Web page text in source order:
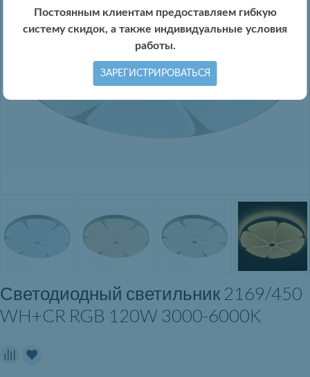
Светодиодный светильник 2169/450
WH+CR RGB 120W 3000-6000K
Постоянным клиентам предоставляем гибкую
систему скидок, а также индивидуальные условия
работы.
ЗАРЕГИСТРИРОВАТЬСЯ